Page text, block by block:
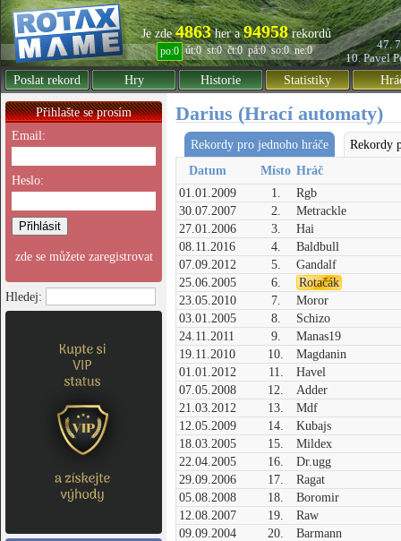
Je zde4863her a94958rekordů
po:0 út:0 st:0 čt:0 pá:0 so:0 ne:0
47.
10. Pavel
Poslat rekord
Hry Historie Statistiky
Přihlašte se prosím
Email:
Heslo:
zde se můžete zaregistrovat
Hledej:
Darius (Hrací automaty)
Rekordy pro jednoho hráče
Rekordy
Datum
Místo Hráč
01.01.2009
1.
Rgb
30.07.2007
2.
Metrackle
27.01.2006
3.
Hai
08.11.2016
4.
Baldbull
07.09.2012
5.
Gandalf
25.06.2005
6.
Rotačák
23.05.2010
7.
Moror
03.01.2005
8.
Schizo
24.11.2011
9.
Manas19
19.11.2010
10.
Magdanin
01.01.2012
11.
Havel
07.05.2008
12.
Adder
21.03.2012
13.
Mdf
12.05.2009
14.
Kubajs
18.03.2005
15.
Mildex
22.04.2005
16.
Dr.ugg
29.09.2006
17.
Ragat
05.08.2008
18.
Boromir
12.08.2007
19.
Raw
09.09.2004
20.
Barmann